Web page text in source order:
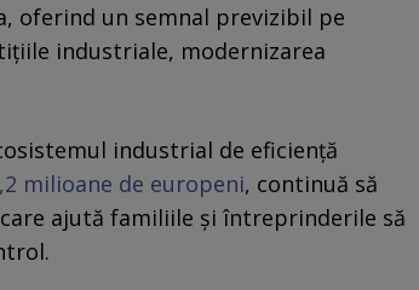
oferind un semnal previzibil pe
industriale, modernizarea
industrial de eficiență
milioane de europeni, continuă să
ajută familiile și întreprinderile să